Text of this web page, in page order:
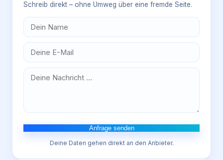
Schreib direkt – ohne Umweg über eine fremde Seite.
Anfrage senden
Deine Daten gehen direkt an den Anbieter.